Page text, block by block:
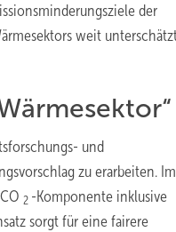
der
weit
und
zu erarbeiten. Im
2 -Komponente inklusive
sorgt für eine fairere